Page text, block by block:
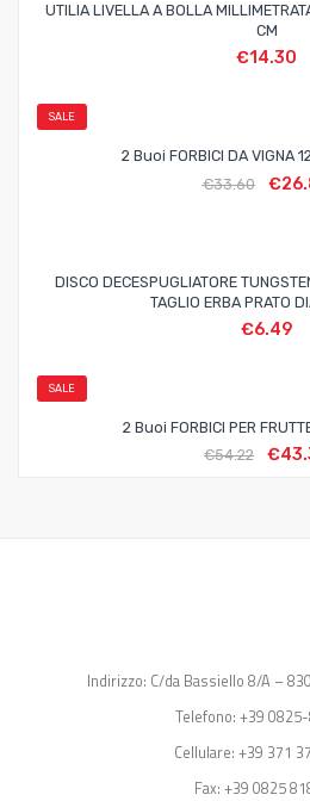
UTILIA LIVELLA A BOLLA
CM
€14.30
SALE
2 Buoi FORBICI DA VIGNA
€33.60 €
DISCO DECESPUGLIATORE
TAGLIO ERBA PRATO
€6.49
SALE
2 Buoi FORBICI PER
€54.22 €
Indirizzo: C/da Bassiello 8/A –
Telefono: +39
Cellulare: +39 371
Fax: +39 0825